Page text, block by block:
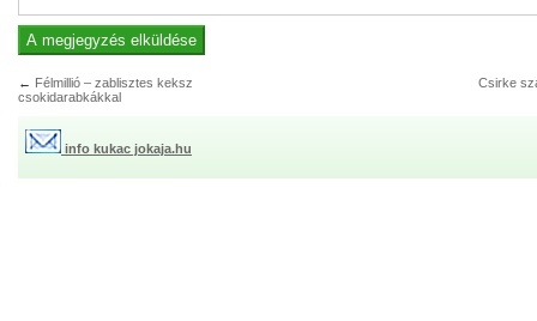
← Félmillió – zablisztes keksz
csokidarabkákkal
Csirke
info kukac jokaja.hu